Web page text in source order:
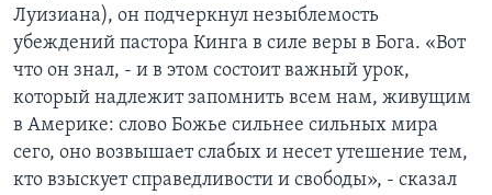
Луизиана), он подчеркнул незыблемость
убеждений пастора Кинга в силе веры в Бога. «Вот
что он знал, - и в этом состоит важный урок,
который надлежит запомнить всем нам, живущим
в Америке: слово Божье сильнее сильных мира
сего, оно возвышает слабых и несет утешение тем,
кто взыскует справедливости и свободы», - сказал